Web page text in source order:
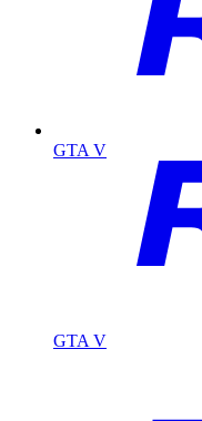
GTA V
GTA V